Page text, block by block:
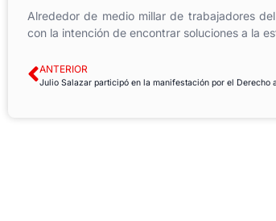
Alrededor de medio millar de trabajadores
con la intención de encontrar soluciones a la
ANTERIOR
Julio Salazar participó en la manifestación por el Derecho